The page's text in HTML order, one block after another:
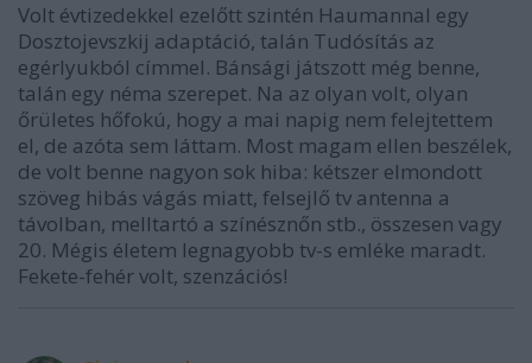
Volt évtizedekkel ezelőtt szintén Haumannal egy
Dosztojevszkij adaptáció, talán Tudósítás az
egérlyukból címmel. Bánsági játszott még benne,
talán egy néma szerepet. Na az olyan volt, olyan
őrületes hőfokú, hogy a mai napig nem felejtettem
el, de azóta sem láttam. Most magam ellen beszélek,
de volt benne nagyon sok hiba: kétszer elmondott
szöveg hibás vágás miatt, felsejlő tv antenna a
távolban, melltartó a színésznőn stb., összesen vagy
20. Mégis életem legnagyobb tv-s emléke maradt.
Fekete-fehér volt, szenzációs!